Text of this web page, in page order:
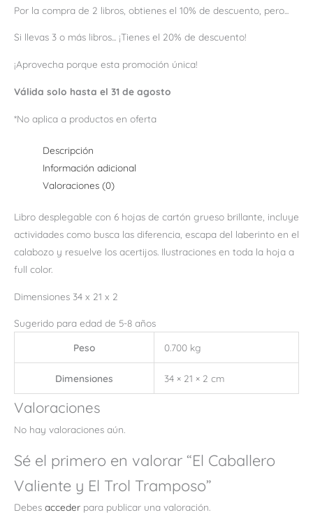
Por la compra de 2 libros, obtienes el 10% de descuento, pero...
Si llevas 3 o más libros... ¡Tienes el 20% de descuento!
¡Aprovecha porque esta promoción única!
Válida solo hasta el 31 de agosto
*No aplica a productos en oferta
Descripción
Información adicional
Valoraciones (0)
Libro desplegable con 6 hojas de cartón grueso brillante, incluye
actividades como busca las diferencia, escapa del laberinto en el
calabozo y resuelve los acertijos. Ilustraciones en toda la hoja a
full color.
Dimensiones 34 x 21 x 2
Sugerido para edad de 5-8 años
Peso 0.700 kg
Dimensiones 34 × 21 × 2 cm
Valoraciones
No hay valoraciones aún.
Sé el primero en valorar “El Caballero
Valiente y El Trol Tramposo”
Debes acceder para publicar una valoración.